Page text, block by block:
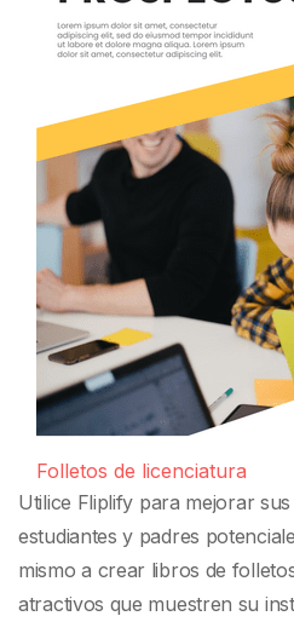
Folletos de licenciatura
Utilice Fliplify para mejorar
estudiantes y padres
mismo a crear libros de
atractivos que muestren su